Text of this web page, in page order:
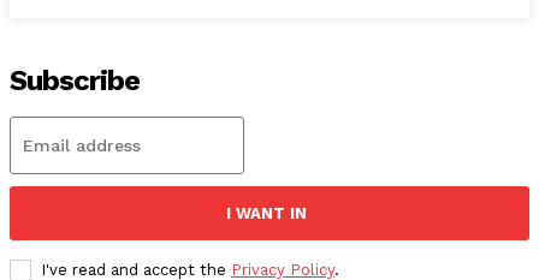
Subscribe
I WANT IN
I've read and accept the Privacy Policy.